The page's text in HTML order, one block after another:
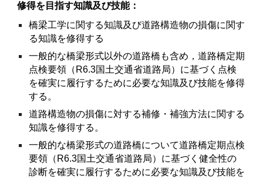
修得を目指す知識及び技能：
橋梁工学に関する知識及び道路構造物の損傷に関す
る知識を修得する
一般的な橋梁形式以外の道路橋も含め，道路橋定期
点検要領（R6.3国土交通省道路局）に基づく点検
を確実に履行するために必要な知識及び技能を修得
する。
道路構造物の損傷に対する補修・補強方法に関する
知識を修得する。
一般的な橋梁形式の道路橋について道路橋定期点検
要領（R6.3国土交通省道路局）に基づく健全性の
診断を確実に履行するために必要な知識及び技能を